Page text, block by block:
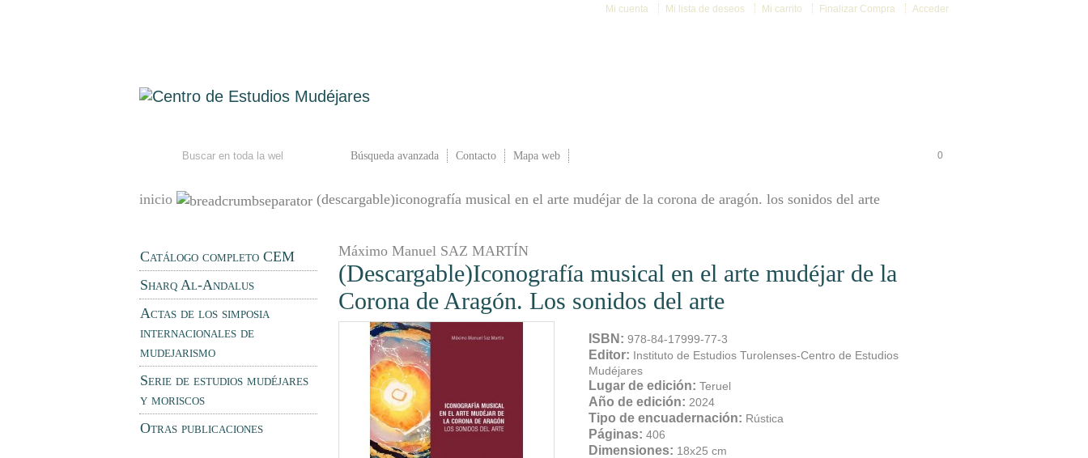
Mi cuenta Mi lista de deseos Mi carrito Finalizar Compra Acceder
Búsqueda avanzada Contacto Mapa web 0
inicio (descargable)iconografía musical en el arte mudéjar de la corona de aragón. los sonidos del arte
Máximo Manuel SAZ MARTÍN
(Descargable)Iconografía musical en el arte mudéjar de la
Corona de Aragón. Los sonidos del arte
ISBN: 978-84-17999-77-3
Editor: Instituto de Estudios Turolenses-Centro de Estudios
Mudéjares
Lugar de edición: Teruel
Año de edición: 2024
Tipo de encuadernación: Rústica
Páginas: 406
Dimensiones: 18x25 cm
Catálogo completo CEM
Sharq Al-Andalus
Actas de los simposia
internacionales de
mudejarismo
Serie de estudios mudéjares
y moriscos
Otras publicaciones